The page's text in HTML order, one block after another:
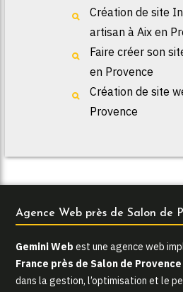
Création de site
artisan à Aix en
Faire créer son
en Provence
Création de site
Provence
Agence Web près de Salon de
Gemini Web est une agence web
France près de Salon de
dans la gestion, l’optimisation et le